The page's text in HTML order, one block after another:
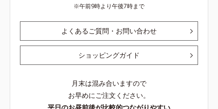
午前9時より午後7時まで
よくあるご質問・お問い合わせ
ショッピングガイド
月末は混み合いますので
お早めにご注文ください。